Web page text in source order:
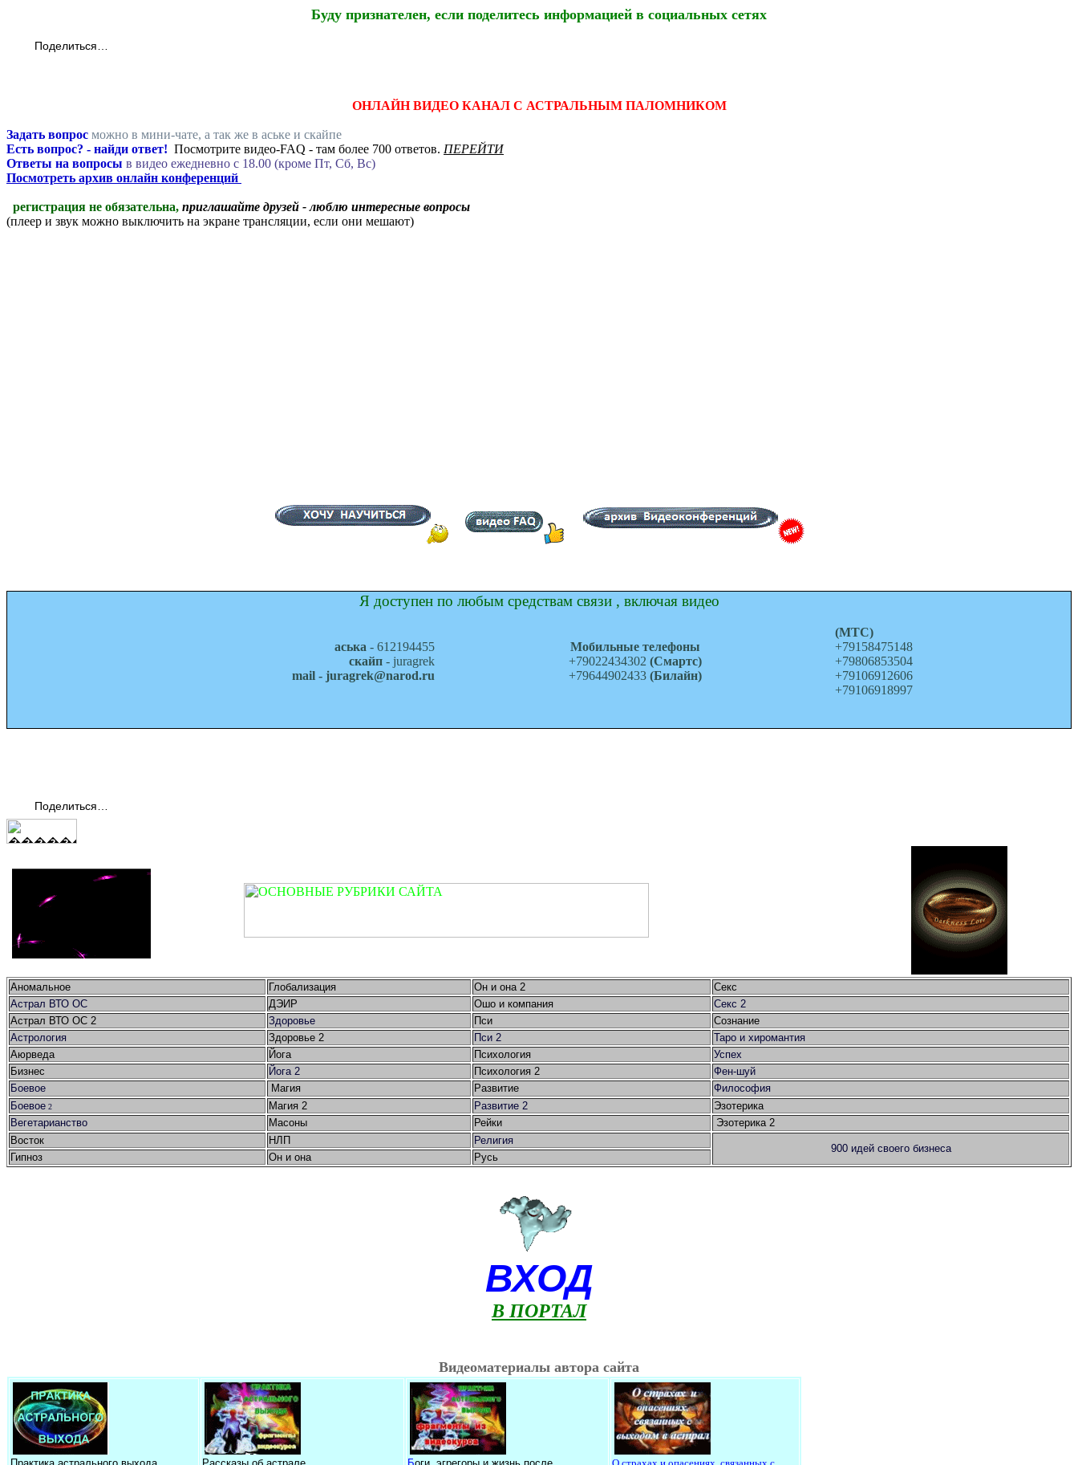
Буду признателен, если поделитесь информацией в социальных сетях
Поделиться…
ОНЛАЙН ВИДЕО КАНАЛ С АСТРАЛЬНЫМ ПАЛОМНИКОМ
Задать вопрос можно в мини-чате, а так же в аське и скайпе
Есть вопрос? - найди ответ! Посмотрите видео-FAQ - там более 700 ответов. ПЕРЕЙТИ
Ответы на вопросы в видео ежедневно c 18.00 (кроме Пт, Сб, Вс)
Посмотреть архив онлайн конференций
регистрация не обязательна, приглашайте друзей - люблю интересные вопросы
(плеер и звук можно выключить на экране трансляции, если они мешают)
Я доступен по любым средствам связи , включая видео
аська - 612194455
скайп - juragrek
mail - juragrek@narod.ru
Мобильные телефоны
+79022434302 (Смартс)
+79644902433(Билайн)
(МТС)
+79158475148
+79806853504
+79106912606
+79106918997
Поделиться…
Аномальное Глобализация Он и она 2
Секс
Астрал ВТО ОС
ДЭИР Ошо и компания
Секс 2
Астрал ВТО ОС 2
Здоровье Пси
Сознание
Астрология
Здоровье 2 Пси 2
Таро и хиромантия
Аюрведа
Йога Психология
Успех
Бизнес
Йога 2 Психология 2
Фен-шуй
Боевое
Магия Развитие
Философия
Боевое 2 Магия 2 Развитие 2
Эзотерика
Вегетарианство
Масоны Рейки
Эзотерика 2
Восток
НЛП Религия
900 идей своего бизнеса
Гипноз Он и она Русь
ВХОД
В ПОРТАЛ
Видеоматериалы автора сайта